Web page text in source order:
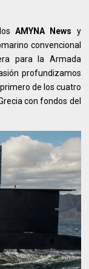
AMYNA News y
convencional
para la Armada
profundizamos
de los cuatro
con fondos del